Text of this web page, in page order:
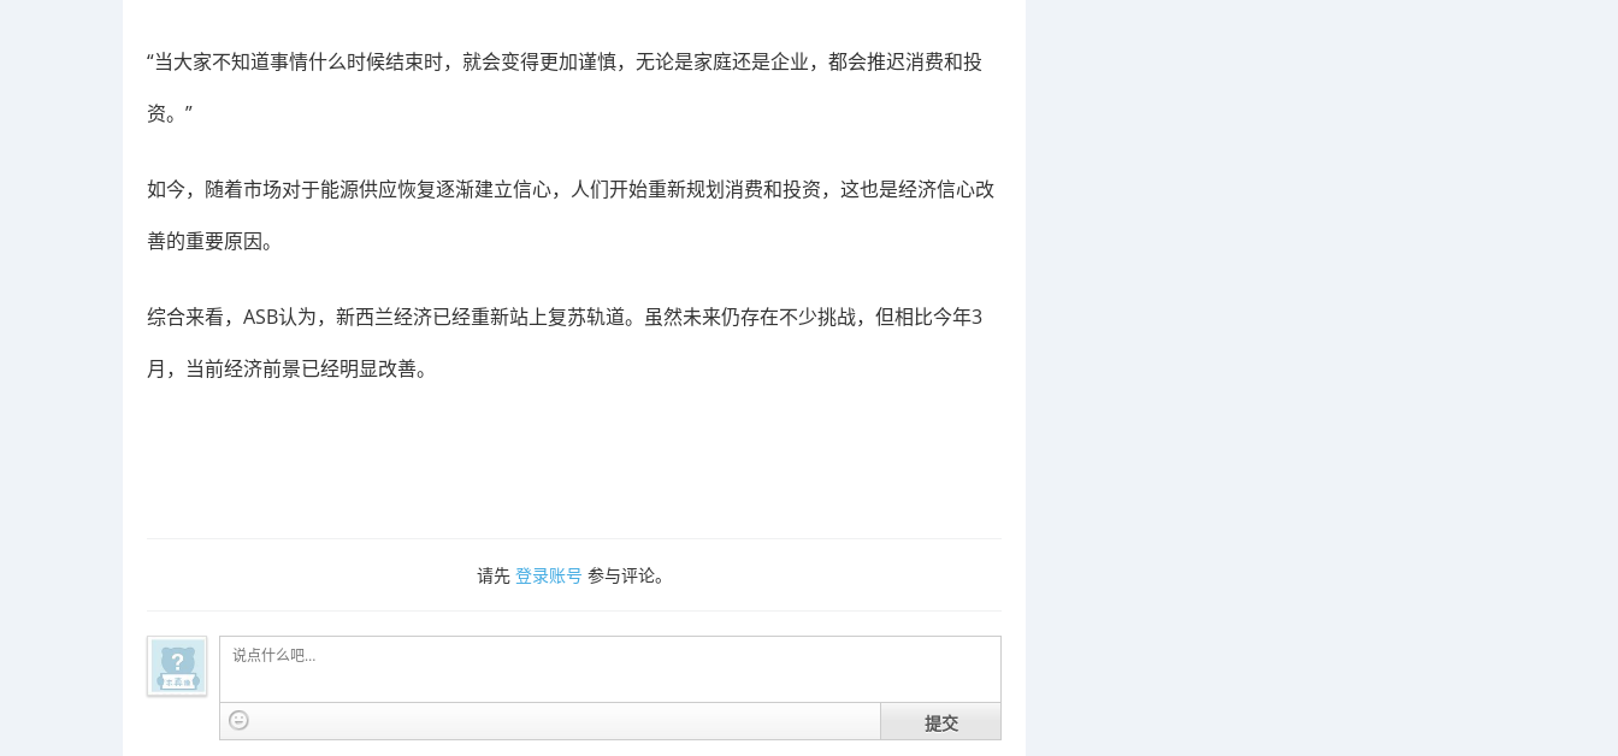
“当大家不知道事情什么时候结束时，就会变得更加谨慎，无论是家庭还是企业，都会推迟消费和投
资。”
如今，随着市场对于能源供应恢复逐渐建立信心，人们开始重新规划消费和投资，这也是经济信心改
善的重要原因。
综合来看，ASB认为，新西兰经济已经重新站上复苏轨道。虽然未来仍存在不少挑战，但相比今年3
月，当前经济前景已经明显改善。
请先 登录账号 参与评论。
提交